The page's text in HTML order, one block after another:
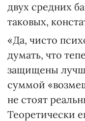
двух средних
таковых,
«Да, чисто
думать, что
защищены
суммой
не стоят
Теоретически